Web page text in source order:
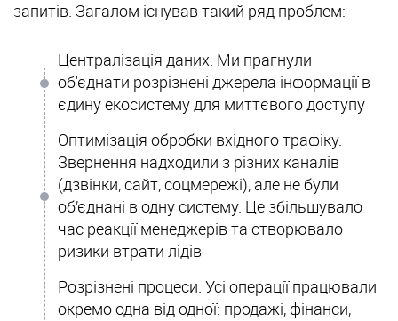
запитів. Загалом існував такий ряд проблем:
Централізація даних. Ми прагнули
об'єднати розрізнені джерела інформації в
єдину екосистему для миттєвого доступу
Оптимізація обробки вхідного трафіку.
Звернення надходили з різних каналів
(дзвінки, сайт, соцмережі), але не були
об’єднані в одну систему. Це збільшувало
час реакції менеджерів та створювало
ризики втрати лідів
Розрізнені процеси. Усі операції працювали
окремо одна від одної: продажі, фінанси,